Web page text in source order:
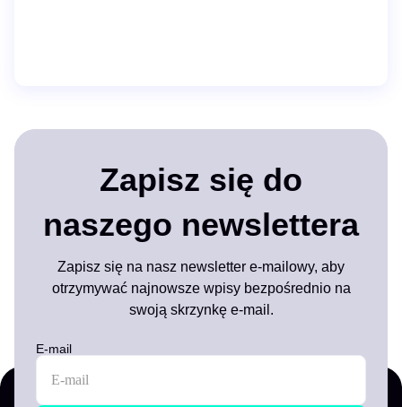
Zapisz się do
naszego newslettera
Zapisz się na nasz newsletter e-mailowy, aby
otrzymywać najnowsze wpisy bezpośrednio na
swoją skrzynkę e-mail.
E-mail